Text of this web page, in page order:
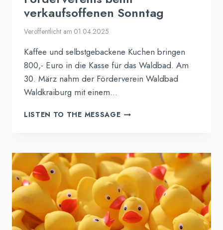
verkaufsoffenen Sonntag
Veröffentlicht am 01.04.2025
Kaffee und selbstgebackene Kuchen bringen
800,- Euro in die Kasse für das Waldbad. Am
30. März nahm der Förderverein Waldbad
Waldkraiburg mit einem…
LISTEN TO THE MESSAGEERFOLGREICHER
BEIM
VERKAUFSOFFENEN
SONNTAG